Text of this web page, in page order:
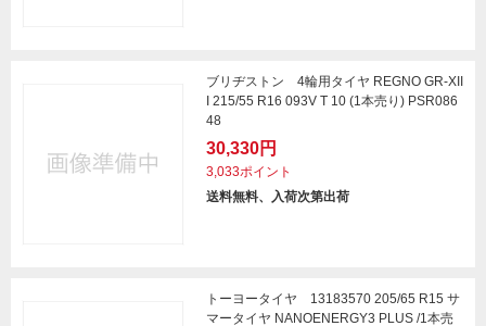
ブリヂストン 4輪用タイヤ REGNO GR-XII
I 215/55 R16 093V T 10 (1本売り) PSR086
48
30,330円
3,033ポイント
送料無料、入荷次第出荷
トーヨータイヤ 13183570 205/65 R15 サ
マータイヤ NANOENERGY3 PLUS /1本売